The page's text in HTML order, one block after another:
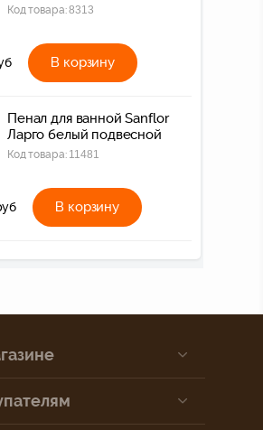
Код товара:8313
В корзину
Пенал для ванной Sanflor
Ларго белый подвесной
Код товара: 11481
В корзину